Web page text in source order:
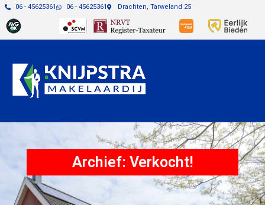
06 - 45625361 06 - 45625361 Drachten, Tarweland 25
Archief: Verkocht!